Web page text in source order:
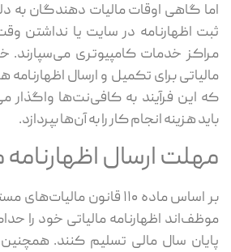
اما گاهی اوقات مالیات ‌دهندگان به
ثبت اظهارنامه در سایت یا نداشتن
مراکز خدمات کامپیوتری می‌سپارند.
مالیاتی برای تکمیل و ارسال اظهارنامه
که این فرآیند به کافی‌نت‌ها واگذار
باید هزینه انجام کار را به آن‌ها بپردازد.
مهلت ارسال اظهارنامه
بر اساس ماده ۱۱۰ قانون
موظف‌اند اظهارنامه مالیاتی خود را